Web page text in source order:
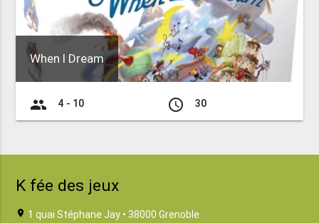
When I Dream
group 4 - 10 access_time 30
K fée des jeux
location_on 1 quai Stéphane Jay • 38000 Grenoble